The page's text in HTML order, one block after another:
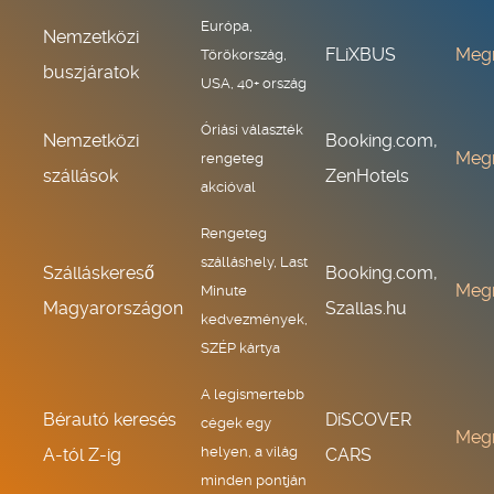
Nemzetközi
buszjáratok
Európa,
Törökország,
USA, 40+ ország
FLiXBUS
Nemzetközi
szállások
Óriási választék
rengeteg
akcióval
Booking.com,
ZenHotels
Szálláskereső
Magyarországon
Rengeteg
szálláshely, Last
Minute
kedvezmények,
SZÉP kártya
Booking.com,
Szallas.hu
Bérautó keresés
A-tól Z-ig
A legismertebb
cégek egy
helyen, a világ
minden pontján
DiSCOVER
CARS